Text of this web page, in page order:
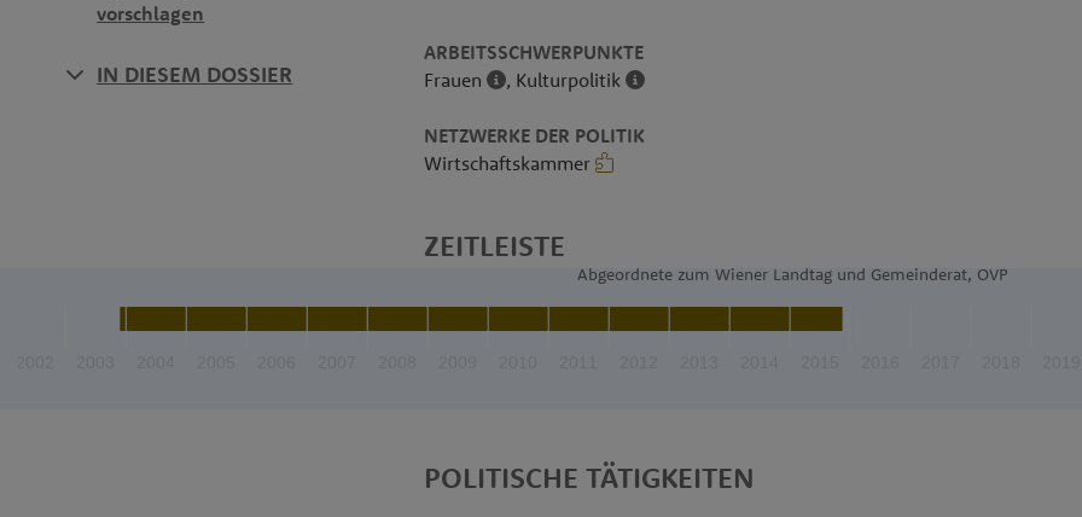
vorschlagen
IN DIESEM DOSSIER
ARBEITSSCHWERPUNKTE
Frauen
, Kulturpolitik
NETZWERKE DER POLITIK
Wirtschaftskammer
ZEITLEISTE
Abgeordnete zum Wiener Landtag und Gemeinderat, ÖVP
POLITISCHE TÄTIGKEITEN